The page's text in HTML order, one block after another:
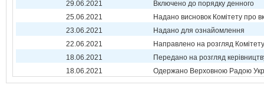
29.06.2021
Включено до порядку денного
25.06.2021
Надано висновок Комітету про
23.06.2021
Надано для ознайомлення
22.06.2021
Направлено на розгляд Комітету
18.06.2021
Передано на розгляд
18.06.2021
Одержано Верховною Радою